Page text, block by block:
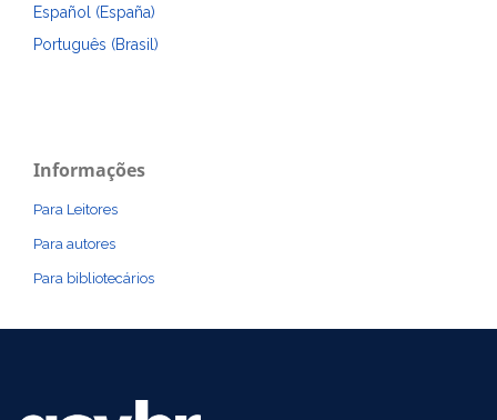
Español (España)
Português (Brasil)
Informações
Para Leitores
Para autores
Para bibliotecários